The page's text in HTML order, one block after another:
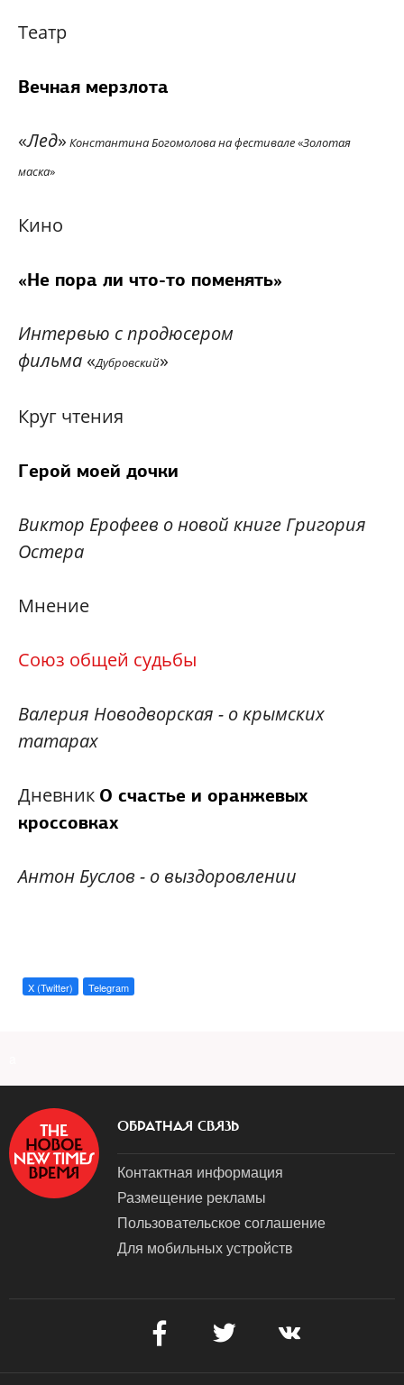
Театр
Вечная мерзлота
«Лед» Константина Богомолова на фестивале«Золотая
маска»
Кино
«Не пора ли что-то поменять»
Интервью с продюсером
фильма «Дубровский»
Круг чтения
Герой моей дочки
Виктор Ерофеев о новой книге Григория
Остера
Мнение
Союз общей судьбы
Валерия Новодворская - о крымских
татарах
Дневник О счастье и оранжевых
кроссовках
Антон Буслов - о выздоровлении
X (Twitter) Telegram
ОБРАТНАЯ СВЯЗЬ
Контактная информация
Размещение рекламы
Пользовательское соглашение
Для мобильных устройств